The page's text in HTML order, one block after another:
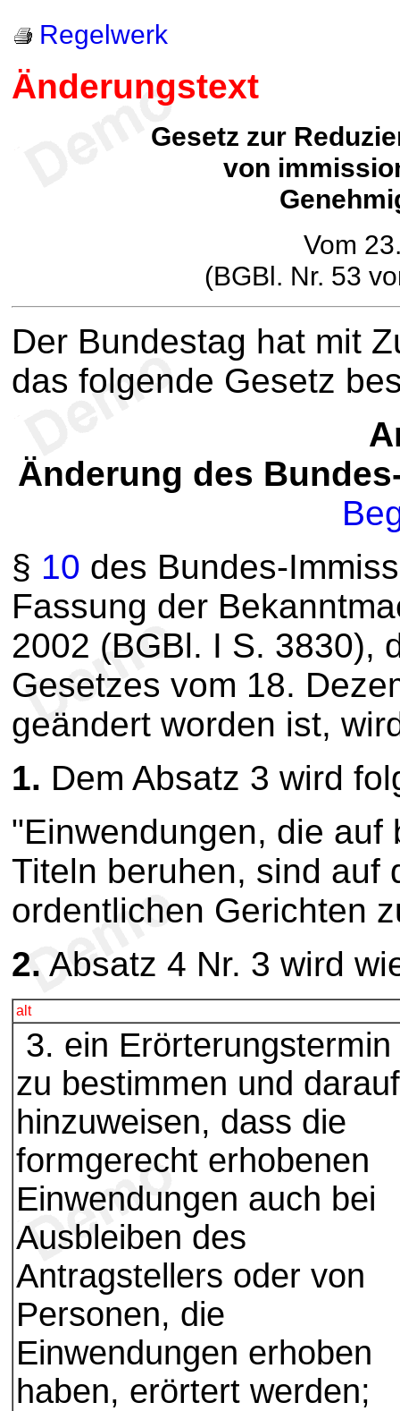
Regelwerk
Änderungstext
Gesetz zur
von
Vom
(BGBl. Nr. 53
Der Bundestag hat mit
das folgende Gesetz
Änderung des
§ 10 des Bundes-
Fassung der
2002 (BGBl. I S. 3830),
Gesetzes vom 18.
geändert worden ist,
1. Dem Absatz 3 wird
"Einwendungen, die
Titeln beruhen, sind auf
ordentlichen Gerichten
2. Absatz 4 Nr. 3 wird
alt
3. ein Erörterungstermin
zu bestimmen und darauf
hinzuweisen, dass die
formgerecht erhobenen
Einwendungen auch bei
Ausbleiben des
Antragstellers oder von
Personen, die
Einwendungen erhoben
haben, erörtert werden;